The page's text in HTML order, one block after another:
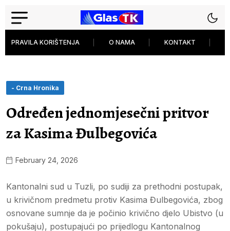
PRAVILA KORIŠTENJA O NAMA KONTAKT
- Crna Hronika
Određen jednomjesečni pritvor
za Kasima Đulbegovića
February 24, 2026
Kantonalni sud u Tuzli, po sudiji za prethodni postupak,
u krivičnom predmetu protiv Kasima Đulbegovića, zbog
osnovane sumnje da je počinio krivično djelo Ubistvo (u
pokušaju), postupajući po prijedlogu Kantonalnog